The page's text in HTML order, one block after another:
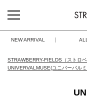
NEW ARRIVAL ALL
STRAWBERRY-FIELDS（ストロ
UNIVERVALMUSE(ユニバーバル